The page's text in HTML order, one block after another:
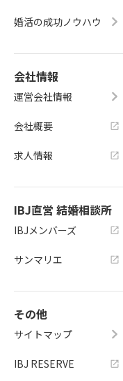
婚活の成功ノウハウ
会社情報
運営会社情報
会社概要
求人情報
IBJ直営 結婚相談所
IBJメンバーズ
サンマリエ
その他
サイトマップ
IBJ RESERVE